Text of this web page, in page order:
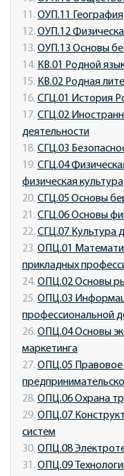
11. ОУП.11 География
12. ОУП.12
13. ОУП.13 Основы
14. КВ.01 Родной
15. КВ.02 Родная
16. СГЦ.01 История
17. СГЦ.02
деятельности
18. СГЦ.03
19. СГЦ.04
физическая культура
20. СГЦ.05 Основы
21. СГЦ.06 Основы
22. СГЦ.07 Культура
23. ОПЦ.01
прикладных
24. ОПЦ.02 Основы
25. ОПЦ.03
профессиональной
26. ОПЦ.04 Основы
маркетинга
27. ОПЦ.05 Правовое
28. ОПЦ.06 Охрана
29. ОПЦ.07
систем
30. ОПЦ.08
31. ОПЦ.09